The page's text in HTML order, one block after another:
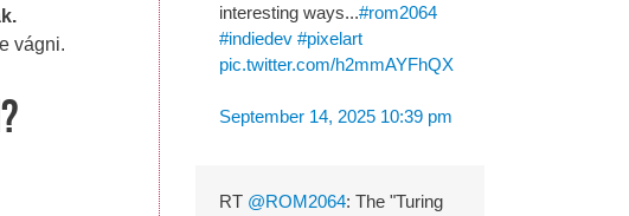
vágni.
interesting ways...#rom2064
#indiedev #pixelart
pic.twitter.com/h2mmAYFhQX
September 14, 2025 10:39 pm
RT @ROM2064: The "Turing